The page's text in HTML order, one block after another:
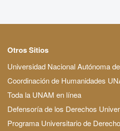
Otros Sitios
Universidad Nacional Autónoma
Coordinación de Humanidades
Toda la UNAM en línea
Defensoría de los Derechos
Programa Universitario de